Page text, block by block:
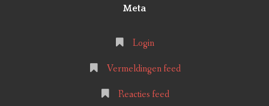
Meta
Login
Vermeldingen feed
Reacties feed